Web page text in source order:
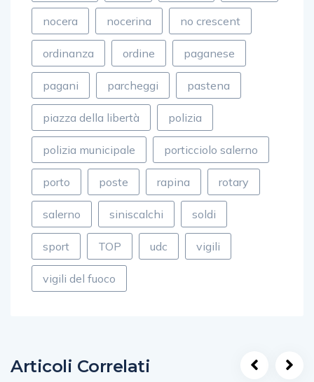
nocera nocerina no crescent
ordinanza ordine paganese
pagani parcheggi pastena
piazza della libertà polizia
polizia municipale porticciolo salerno
porto poste rapina rotary
salerno siniscalchi soldi
sport TOP udc vigili
vigili del fuoco
Articoli Correlati